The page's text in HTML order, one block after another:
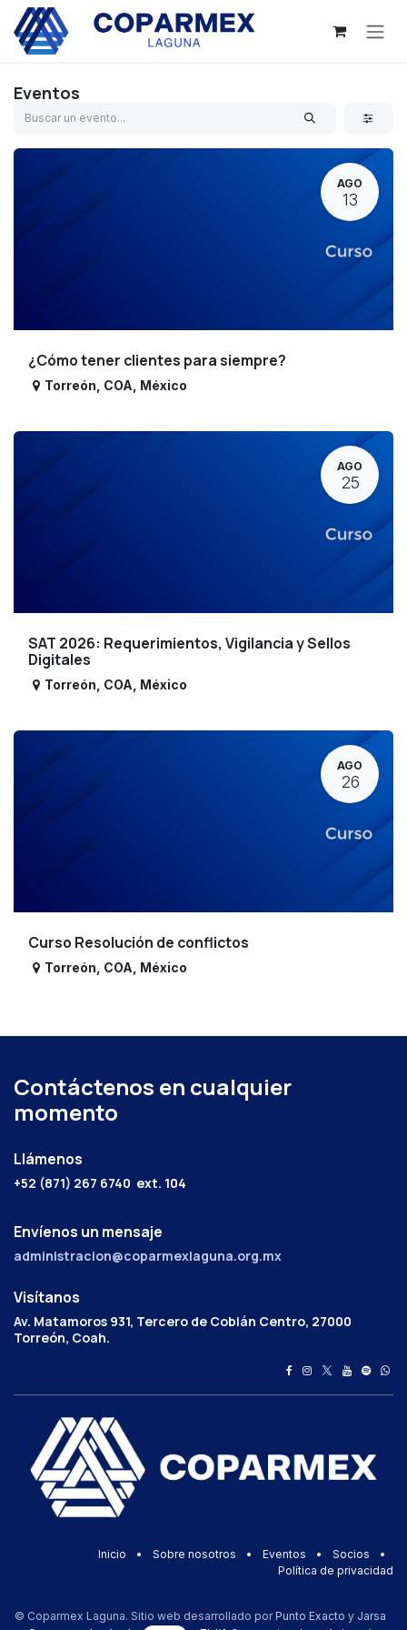
Ir al contenido
Eventos
AGO
13
¿Cómo tener clientes para siempre?
Torreón COA México
AGO
25
SAT 2026: Requerimientos, Vigilancia y Sellos
Digitales
Torreón COA México
AGO
26
Curso Resolución de conflictos
Torreón COA México
Contáctenos en cualquier
momento
Llámenos
+52 (871) 267 6740 ext. 104
Envíenos un mensaje
administracion@coparmexlaguna.org.mx
Visítanos
Av. Matamoros 931, Tercero de Cobián Centro, 27000
Torreón, Coah.
Inicio • Sobre nosotros • Eventos • Socios
•
Política de privacidad
© Coparmex Laguna. Sitio web desarrollado por Punto Exacto y Jarsa